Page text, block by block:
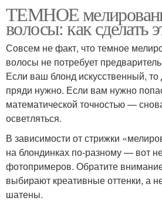
ТЕМНОЕ
волосы: как сделать
Совсем не факт, что темное
волосы не потребует
Если ваш блонд искусственный, то
пряди нужно. Если вам нужно
математической точностью —
осветляться.
В зависимости от стрижки
на блондинках по-разному — вот
фотопримеров. Обратите
выбирают креативные оттенки, а
шатены.